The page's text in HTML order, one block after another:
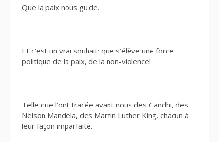
Que la paix nous guide.
Et c’est un vrai souhait: que s’élève une force
politique de la paix, de la non-violence!
Telle que l’ont tracée avant nous des Gandhi, des
Nelson Mandela, des Martin Luther King, chacun à
leur façon imparfaite.